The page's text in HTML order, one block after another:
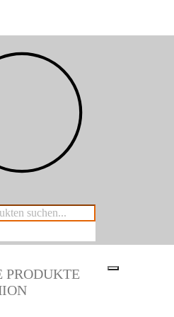
PRODUKTE